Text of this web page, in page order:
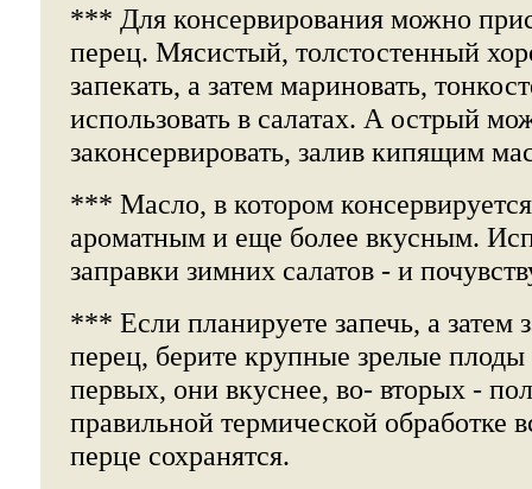
*** Для консервирования можно
перец. Мясистый, толстостенный
запекать, а затем мариновать,
использовать в салатах. А острый
законсервировать, залив кипящим
*** Масло, в котором
ароматным и еще более вкусным.
заправки зимних салатов - и
*** Если планируете запечь, а затем
перец, берите крупные зрелые плоды
первых, они вкуснее, во- вторых -
правильной термической обработке
перце сохранятся.